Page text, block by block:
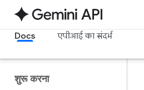
Docs एपीआई का संदर्भ
शुरू करना